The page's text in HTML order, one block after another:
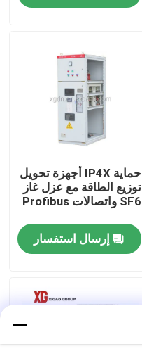
حماية IP4X أجهزة تحويل
توزيع الطاقة مع عزل غاز
SF6 واتصالات Profibus
إرسال استفسار